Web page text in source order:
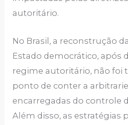
autoritário.
No Brasil, a reconstrução
Estado democrático, após
regime autoritário, não foi
ponto de conter a
encarregadas do controle
Além disso, as estratégias